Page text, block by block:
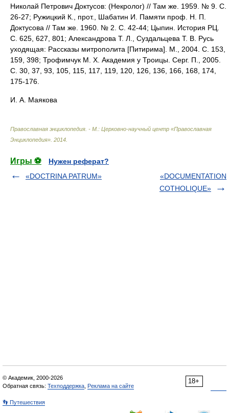
Николай Петрович Доктусов: (Некролог) // Там же. 1959. № 9. С.
26-27; Ружицкий К., прот., Шабатин И. Памяти проф. Н. П.
Доктусова // Там же. 1960. № 2. С. 42-44; Цыпин. История РЦ.
С. 625, 627, 801; Александрова Т. Л., Суздальцева Т. В. Русь
уходящая: Рассказы митрополита [Питирима]. М., 2004. С. 153,
159, 398; Трофимчук М. Х. Академия у Троицы. Серг. П., 2005.
С. 30, 37, 93, 105, 115, 117, 119, 120, 126, 136, 166, 168, 174,
175-176.
И. А. Маякова
Православная энциклопедия. - М.: Церковно-научный центр «Православная
Энциклопедия» 2014
Игры ⚽
Нужен реферат?
«DOCTRINA PATRUM»
«DOCUMENTATION
COTHOLIQUE»
18+
© Академик, 2000-2026
Обратная связь: Техподдержка Реклама на сайте
👣 Путешествия